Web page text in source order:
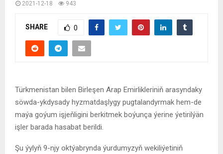
2021-12-18 943
SHARE 0
Türkmenistan bilen Birleşen Arap Emirlikleriniň arasyndaky
söwda-ykdysady hyzmatdaşlygy pugtalandyrmak hem-de
maýa goýum işjeňligini berkitmek boýunça ýerine ýetirilýän
işler barada hasabat berildi.
Şu ýylyň 9-njy oktýabrynda ýurdumyzyň wekiliýetiniň